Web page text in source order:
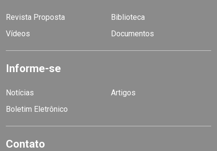
Revista Proposta
Biblioteca
Vídeos
Documentos
Informe-se
Notícias
Artigos
Boletim Eletrônico
Contato